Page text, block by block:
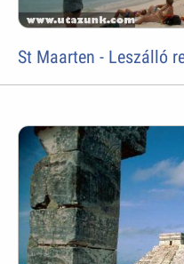
St Maarten - Leszálló